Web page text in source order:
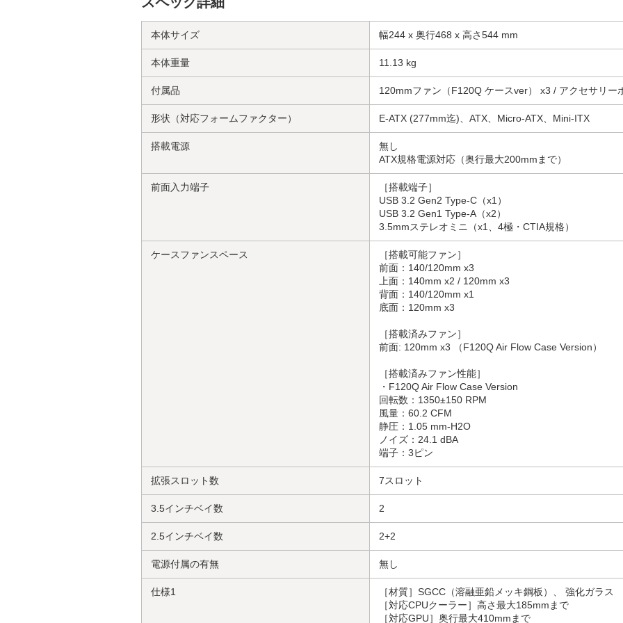
本体サイズ 幅244 x 奥行468 x 高さ544 mm
本体重量 11.13 kg
付属品 120mmファン（F120Q ケースver） x3 / アクセサリー
形状（対応フォームファクター） E-ATX (277mm迄)、ATX、Micro-ATX、Mini-ITX
搭載電源
無し
ATX規格電源対応（奥行最大200mmまで）
前面入力端子
［搭載端子］
USB 3.2 Gen2 Type-C（x1）
USB 3.2 Gen1 Type-A（x2）
3.5mmステレオミニ（x1、4極・CTIA規格）
ケースファンスペース
［搭載可能ファン］
前面：140/120mm x3
上面：140mm x2 / 120mm x3
背面：140/120mm x1
底面：120mm x3
［搭載済みファン］
前面: 120mm x3 （F120Q Air Flow Case Version）
［搭載済みファン性能］
・F120Q Air Flow Case Version
回転数：1350±150 RPM
風量：60.2 CFM
静圧：1.05 mm-H2O
ノイズ：24.1 dBA
端子：3ピン
拡張スロット数 7スロット
3.5インチベイ数 2
2.5インチベイ数 2+2
電源付属の有無 無し
仕様1
［材質］SGCC（溶融亜鉛メッキ鋼板）、 強化ガラス
［対応CPUクーラー］高さ最大185mmまで
［対応GPU］奥行最大410mmまで